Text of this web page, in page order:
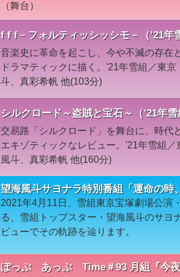
（舞台）
f f f－フォルティッシッシモ－（’21年
音楽史に革命を起こし、今や不滅の存在
ドラマティックに描く。'21年雪組／東
斗、真彩希帆 他(103分)
シルクロード～盗賊と宝石～（’21年雪
交易路「シルクロード」を舞台に、時代
エキゾティックなレビュー。'21年雪組
風斗、真彩希帆 他(160分)
望海風斗サヨナラ特別番組「運命の時
2021年4月11日、雪組東京宝塚劇場公演
る、雪組トップスター・望海風斗のサヨ
ビューでその軌跡を辿ります。
ぽっぷ あっぷ Time＃93 月組『今夜